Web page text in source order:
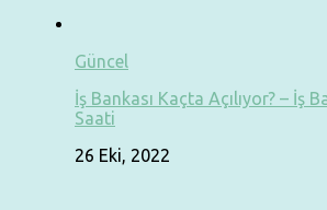
Güncel
İş Bankası Kaçta Açılıyor? – İş
Saati
26 Eki, 2022